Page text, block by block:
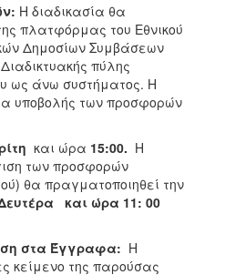
Η διαδικασία θα
πλατφόρμας του Εθνικού
Δημοσίων Συμβάσεων
πύλης
ως άνω συστήματος. Η
υποβολής των προσφορών
και ώρα 15:00. Η
των προσφορών
θα πραγματοποιηθεί την
και ώρα 11: 00
στα Έγγραφα: Η
κείμενο της παρούσας